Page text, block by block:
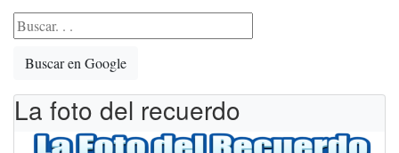
Buscar en Google
La foto del recuerdo